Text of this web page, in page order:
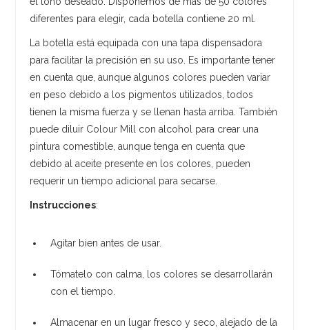
diferentes para elegir, cada botella contiene 20 ml.
La botella está equipada con una tapa dispensadora
para facilitar la precisión en su uso. Es importante tener
en cuenta que, aunque algunos colores pueden variar
en peso debido a los pigmentos utilizados, todos
tienen la misma fuerza y se llenan hasta arriba. También
puede diluir Colour Mill con alcohol para crear una
pintura comestible, aunque tenga en cuenta que
debido al aceite presente en los colores, pueden
requerir un tiempo adicional para secarse.
Instrucciones:
Agitar bien antes de usar.
Tómatelo con calma, los colores se desarrollarán
con el tiempo.
Almacenar en un lugar fresco y seco, alejado de la